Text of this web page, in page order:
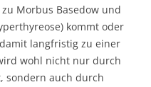
Morbus Basedow und
kommt oder
langfristig zu einer
wohl nicht nur durch
sondern auch durch